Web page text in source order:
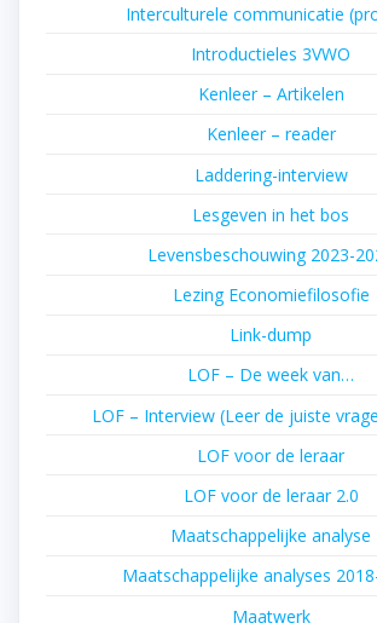
Interculturele communicatie
Introductieles 3VWO
Kenleer – Artikelen
Kenleer – reader
Laddering-interview
Lesgeven in het bos
Levensbeschouwing 2023-
Lezing Economiefilosofie
Link-dump
LOF – De week van…
LOF – Interview (Leer de juiste
LOF voor de leraar
LOF voor de leraar 2.0
Maatschappelijke analyse
Maatschappelijke analyses
Maatwerk